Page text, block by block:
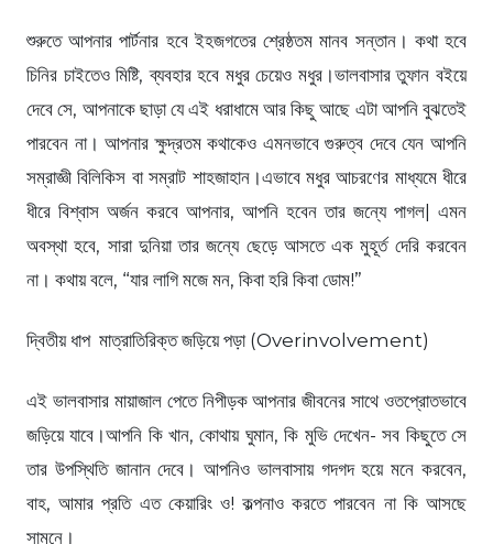
শুরুতে আপনার পার্টনার হবে ইহজগতের শ্রেষ্ঠতম মানব সন্তান। কথা হবে
চিনির চাইতেও মিষ্টি, ব্যবহার হবে মধুর চেয়েও মধুর।ভালবাসার তুফান বইয়ে
দেবে সে, আপনাকে ছাড়া যে এই ধরাধামে আর কিছু আছে এটা আপনি বুঝতেই
পারবেন না। আপনার ক্ষুদ্রতম কথাকেও এমনভাবে গুরুত্ব দেবে যেন আপনি
সম্রাজ্ঞী বিলিকিস বা সম্রাট শাহজাহান।এভাবে মধুর আচরণের মাধ্যমে ধীরে
ধীরে বিশ্বাস অর্জন করবে আপনার, আপনি হবেন তার জন্যে পাগল| এমন
অবস্থা হবে, সারা দুনিয়া তার জন্যে ছেড়ে আসতে এক মুহূর্ত দেরি করবেন
না। কথায় বলে, “যার লাগি মজে মন, কিবা হরি কিবা ডোম!”
দ্বিতীয় ধাপ মাত্রাতিরিক্ত জড়িয়ে পড়া (Overinvolvement)
এই ভালবাসার মায়াজাল পেতে নিপীড়ক আপনার জীবনের সাথে ওতপ্রোতভাবে
জড়িয়ে যাবে।আপনি কি খান, কোথায় ঘুমান, কি মুভি দেখেন- সব কিছুতে সে
তার উপস্থিতি জানান দেবে। আপনিও ভালবাসায় গদগদ হয়ে মনে করবেন,
বাহ, আমার প্রতি এত কেয়ারিং ও! কল্পনাও করতে পারবেন না কি আসছে
সামনে।